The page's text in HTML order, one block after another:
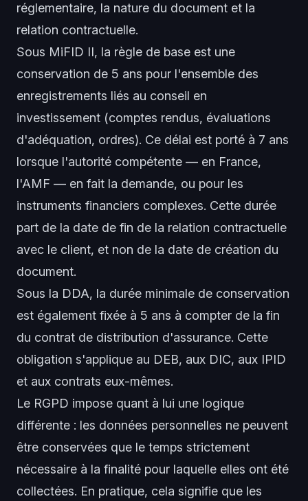
réglementaire, la nature du document et la
relation contractuelle.
Sous MiFID II, la règle de base est une
conservation de 5 ans pour l'ensemble des
enregistrements liés au conseil en
investissement (comptes rendus, évaluations
d'adéquation, ordres). Ce délai est porté à 7 ans
lorsque l'autorité compétente — en France,
l'AMF — en fait la demande, ou pour les
instruments financiers complexes. Cette durée
part de la date de fin de la relation contractuelle
avec le client, et non de la date de création du
document.
Sous la DDA, la durée minimale de conservation
est également fixée à 5 ans à compter de la fin
du contrat de distribution d'assurance. Cette
obligation s'applique au DEB, aux DIC, aux IPID
et aux contrats eux-mêmes.
Le RGPD impose quant à lui une logique
différente : les données personnelles ne peuvent
être conservées que le temps strictement
nécessaire à la finalité pour laquelle elles ont été
collectées. En pratique, cela signifie que les